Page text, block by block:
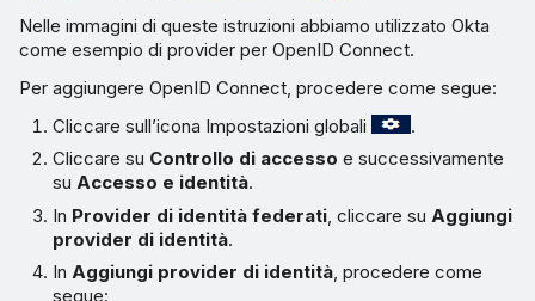
Nelle immagini di queste istruzioni abbiamo utilizzato Okta
come esempio di provider per OpenID Connect.
Per aggiungere OpenID Connect, procedere come segue:
Cliccare sull’icona Impostazioni globali
.
Cliccare su Controllo di accesso e successivamente
suAccesso e identità.
In Provider di identità federati , cliccare su Aggiungi
provider di identità.
InAggiungi provider di identità, procedere come
segue: